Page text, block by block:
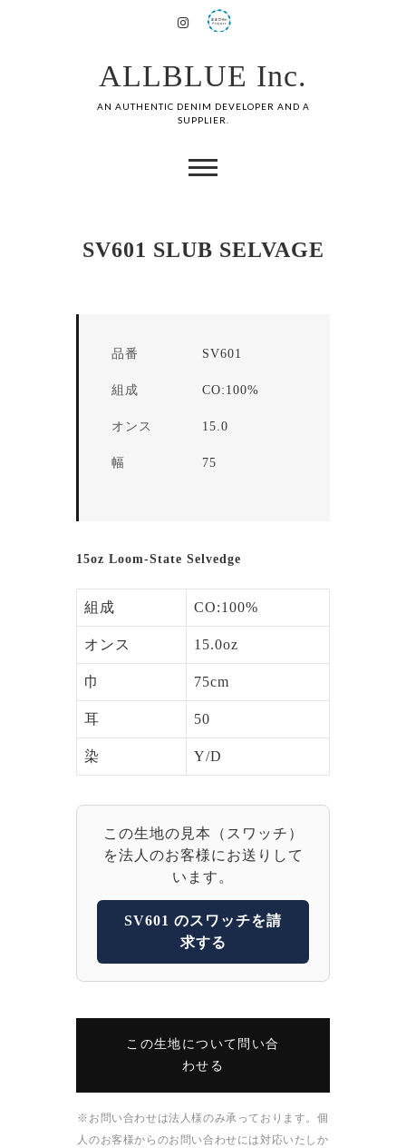
ALLBLUE Inc.
AN AUTHENTIC DENIM DEVELOPER AND A
SUPPLIER.
SV601 SLUB SELVAGE
品番 SV601
組成 CO:100%
オンス 15.0
幅 75
15oz Loom-State Selvedge
組成 CO:100%
オンス 15.0oz
巾 75cm
耳 50
染 Y/D
この生地の見本（スワッチ）
を法人のお客様にお送りして
います。
SV601 のスワッチを請
求する
この生地について問い合
わせる
※お問い合わせは法人様のみ承っております。個
人のお客様からのお問い合わせには対応いたしか